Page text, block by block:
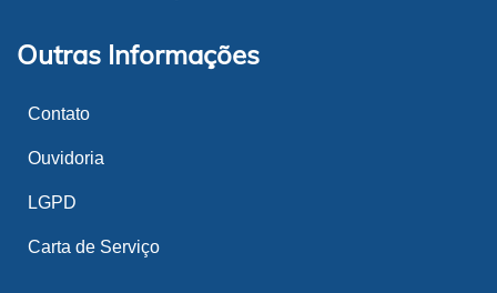
Outras Informações
Contato
Ouvidoria
LGPD
Carta de Serviço